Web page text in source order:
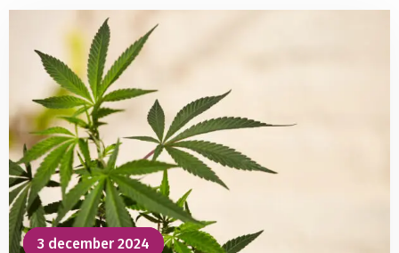
calcium
imaging
datasets
based
on
low-
frequency
cross-
spectral
power
statistical
for
neuronal
responsiveness
3 december 2024
3 december 2024